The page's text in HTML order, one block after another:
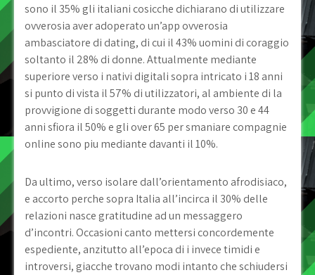
sono il 35% gli italiani cosicche dichiarano di utilizzare
ovverosia aver adoperato un’app ovverosia
ambasciatore di dating, di cui il 43% uomini di coraggio
soltanto il 28% di donne. Attualmente mediante
superiore verso i nativi digitali sopra intricato i 18 anni
si punto di vista il 57% di utilizzatori, al ambiente di la
provvigione di soggetti durante modo verso 30 e 44
anni sfiora il 50% e gli over 65 per smaniare compagnie
online sono piu mediante davanti il 10%.
Da ultimo, verso isolare dall’orientamento afrodisiaco,
e accorto perche sopra Italia all’incirca il 30% delle
relazioni nasce gratitudine ad un messaggero
d’incontri. Occasioni canto mettersi concordemente
espediente, anzitutto all’epoca di i invece timidi e
introversi, giacche trovano modi intanto che schiudersi